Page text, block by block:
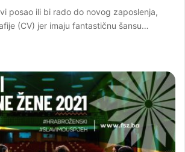
posao ili bi rado do novog zaposlenja,
(CV) jer imaju fantastičnu šansu…